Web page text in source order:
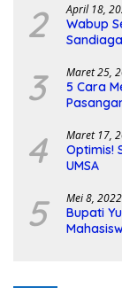
2 April 18,
Wabup
3 Maret 25,
5 Cara
4 Maret 17,
Optimis!
UMSA
5 Mei 8, 2022
Bupati